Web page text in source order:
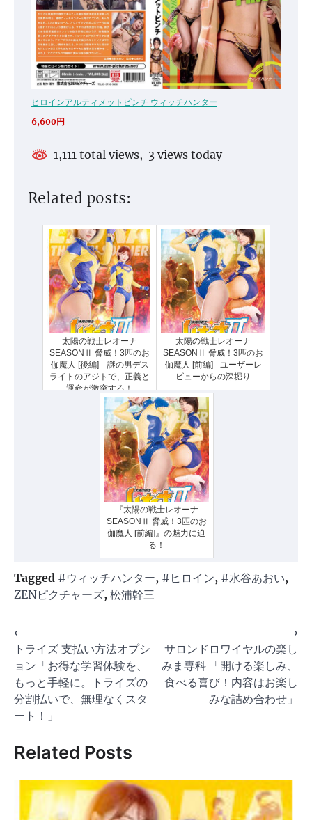
ヒロインアルティメットピンチ ウィッチハンター
6,600円
1,111 total views, 3 views today
Related posts:
太陽の戦士レオーナ
SEASONⅡ 脅威！3匹のお
伽魔人 [後編] 謎の男デス
ライトのアジトで、正義と
運命が激突する！
太陽の戦士レオーナ
SEASONⅡ 脅威！3匹のお
伽魔人 [前編] - ユーザーレ
ビューからの深堀り
『太陽の戦士レオーナ
SEASONⅡ 脅威！3匹のお
伽魔人 [前編]』の魅力に迫
る！
Tagged #ウィッチハンター, #ヒロイン, #水谷あおい,
ZENピクチャーズ, 松浦幹三
投
稿
ナ
ビ
ゲ
ー
シ
ョ
ン
⟵
トライズ 支払い方法オプシ
ョン「お得な学習体験を、
もっと手軽に。トライズの
分割払いで、無理なくスタ
ート！」
サロンドロワイヤルの楽し
みま専科 「開ける楽しみ、
食べる喜び！内容はお楽し
みな詰め合わせ」
⟶
Related Posts